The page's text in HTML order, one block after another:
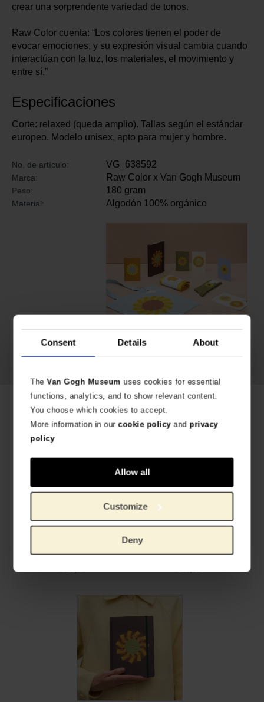
Consent Details About
TheVan Gogh Museum uses cookies for essential
functions, analytics, and to show relevant content.
You choose which cookies to accept.
More information in ourcookie policyand privacy
policy
Allow all
Customize
Deny
crear una sorprendente variedad de tonos.
Raw Color cuenta: “Los colores tienen el poder de
evocar emociones, y su expresión visual cambia cuando
interactúan con la luz, los materiales, el movimiento y
entre sí.”
Especificaciones
Corte: relaxed (queda amplio). Tallas según el estándar
europeo. Modelo unisex, apto para mujer y hombre.
No. de artículo: VG_638592
Marca: Raw Color x Van Gogh Museum
Peso: 180 gram
Material: Algodón 100% orgánico
Shop Raw Color
Productos relacionados
Calcetines verdes Girasoles - Raw Color
EXPOSICIÓN YELLOW
€10,70
ALGODÓN 100% ORGÁNICO
€14,01